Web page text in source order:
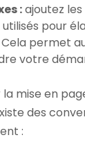
:ajoutez
utilisés pour
permet
votre
la mise en
des
: